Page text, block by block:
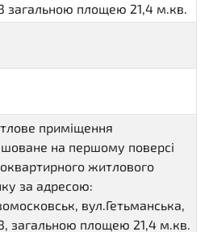
загальною площею 21,4 м.кв.
приміщення
на першому поверсі
житлового
за адресою:
вул.Гетьманська,
загальною площею 21,4 м.кв.